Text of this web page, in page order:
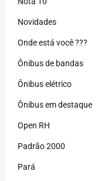
Novidades
Onde está você ???
Ônibus de bandas
Ônibus elétrico
Ônibus em destaque
Open RH
Padrão 2000
Pará